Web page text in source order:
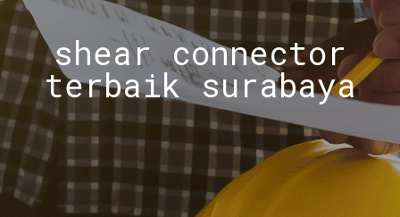
shear connector
terbaik surabaya